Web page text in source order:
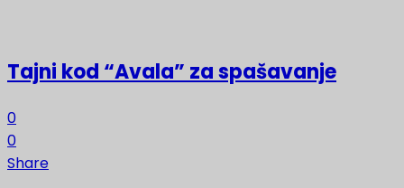
Tajni kod “Avala” za spašavanje
0
0
Share